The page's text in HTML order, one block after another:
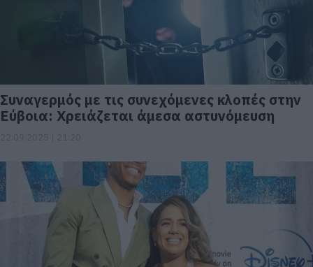
Συναγερμός με τις συνεχόμενες κλοπές στην
Εύβοια: Χρειάζεται άμεσα αστυνόμευση